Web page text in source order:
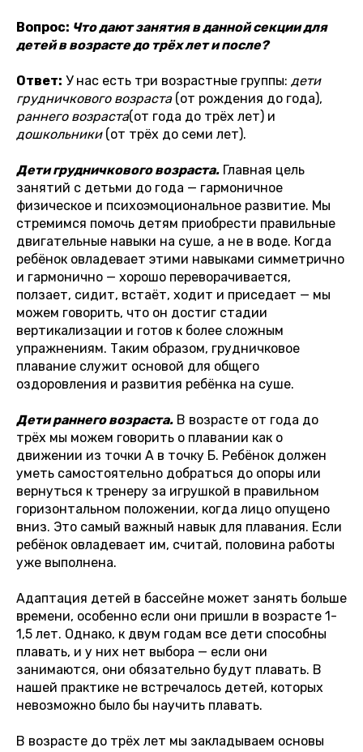
Вопрос: Что дают занятия в данной секции для
детей в возрасте до трёх лет и после?
Ответ: У нас есть три возрастные группы: дети
грудничкового возраста(от рождения до года),
раннего возраста(от года до трёх лет) и
дошкольники(от трёх до семи лет).
Дети грудничкового возраста. Главная цель
занятий с детьми до года — гармоничное
физическое и психоэмоциональное развитие. Мы
стремимся помочь детям приобрести правильные
двигательные навыки на суше, а не в воде. Когда
ребёнок овладевает этими навыками симметрично
и гармонично — хорошо переворачивается,
ползает, сидит, встаёт, ходит и приседает — мы
можем говорить, что он достиг стадии
вертикализации и готов к более сложным
упражнениям. Таким образом, грудничковое
плавание служит основой для общего
оздоровления и развития ребёнка на суше.
Дети раннего возраста. В возрасте от года до
трёх мы можем говорить о плавании как о
движении из точки А в точку Б. Ребёнок должен
уметь самостоятельно добраться до опоры или
вернуться к тренеру за игрушкой в правильном
горизонтальном положении, когда лицо опущено
вниз. Это самый важный навык для плавания. Если
ребёнок овладевает им, считай, половина работы
уже выполнена.
Адаптация детей в бассейне может занять больше
времени, особенно если они пришли в возрасте 1-
1,5 лет. Однако, к двум годам все дети способны
плавать, и у них нет выбора — если они
занимаются, они обязательно будут плавать. В
нашей практике не встречалось детей, которых
невозможно было бы научить плавать.
В возрасте до трёх лет мы закладываем основы